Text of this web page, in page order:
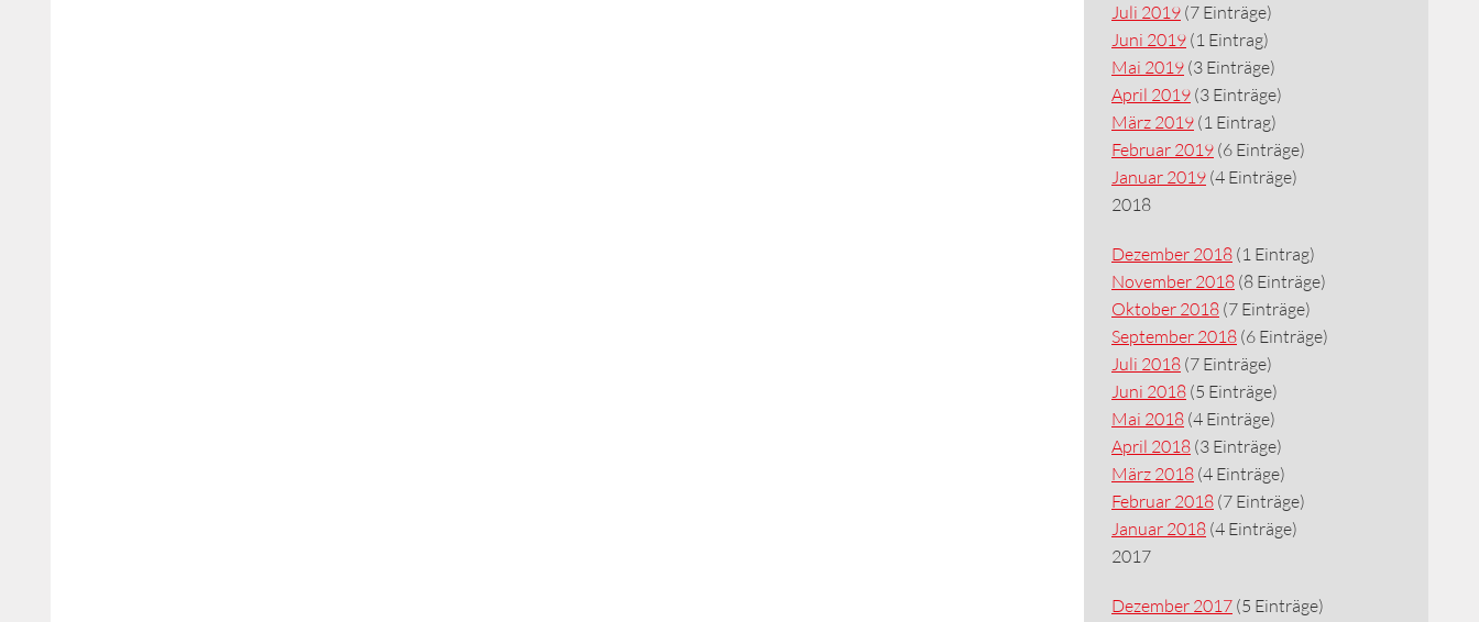
Juli 2019 (7 Einträge)
Juni 2019 (1 Eintrag)
Mai 2019 (3 Einträge)
April 2019 (3 Einträge)
März 2019 (1 Eintrag)
Februar 2019 (6 Einträge)
Januar 2019 (4 Einträge)
2018
Dezember 2018 (1 Eintrag)
November 2018 (8 Einträge)
Oktober 2018 (7 Einträge)
September 2018 (6 Einträge)
Juli 2018 (7 Einträge)
Juni 2018 (5 Einträge)
Mai 2018 (4 Einträge)
April 2018 (3 Einträge)
März 2018 (4 Einträge)
Februar 2018 (7 Einträge)
Januar 2018 (4 Einträge)
2017
Dezember 2017 (5 Einträge)